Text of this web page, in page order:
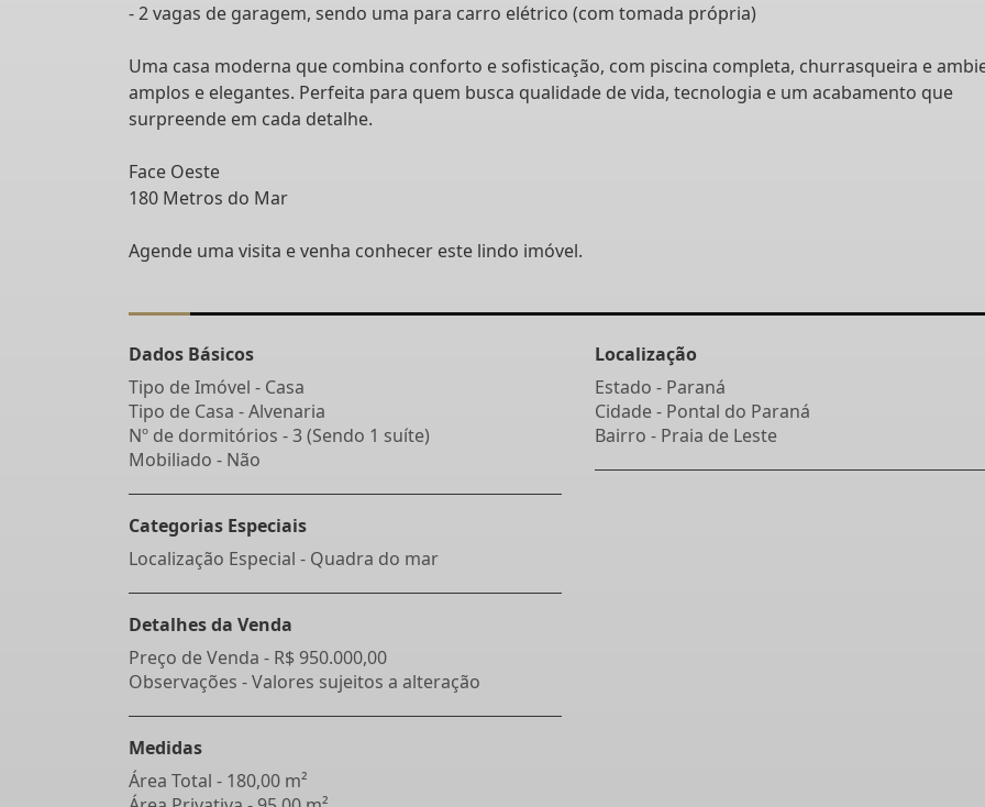
- 2 vagas de garagem, sendo uma para carro elétrico (com tomada própria)
Uma casa moderna que combina conforto e sofisticação, com piscina completa, churrasqueira e
amplos e elegantes. Perfeita para quem busca qualidade de vida, tecnologia e um acabamento que
surpreende em cada detalhe.
Face Oeste
180 Metros do Mar
Agende uma visita e venha conhecer este lindo imóvel.
Dados Básicos
Tipo de Imóvel - Casa
Tipo de Casa - Alvenaria
Nº de dormitórios - 3 (Sendo 1 suíte)
Mobiliado - Não
Categorias Especiais
Localização Especial - Quadra do mar
Detalhes da Venda
Preço de Venda - R$ 950.000,00
Observações - Valores sujeitos a alteração
Medidas
Área Total - 180,00 m²
Localização
Estado - Paraná
Cidade - Pontal do Paraná
Bairro - Praia de Leste